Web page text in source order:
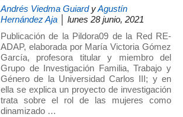
Andrés Viedma GuiardyAgustín
Hernández Aja │ lunes 28 junio, 2021
Publicación de la Pildora09 de la Red RE-
ADAP, elaborada por María Victoria Gómez
García, profesora titular y miembro del
Grupo de Investigación Familia, Trabajo y
Género de la Universidad Carlos III; y en
ella se explica un proyecto de investigación
trata sobre el rol de las mujeres como
dinamizado …